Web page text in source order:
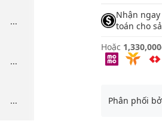
...
...
...
Nhận ngay
toán cho
Hoặc
Phân phối